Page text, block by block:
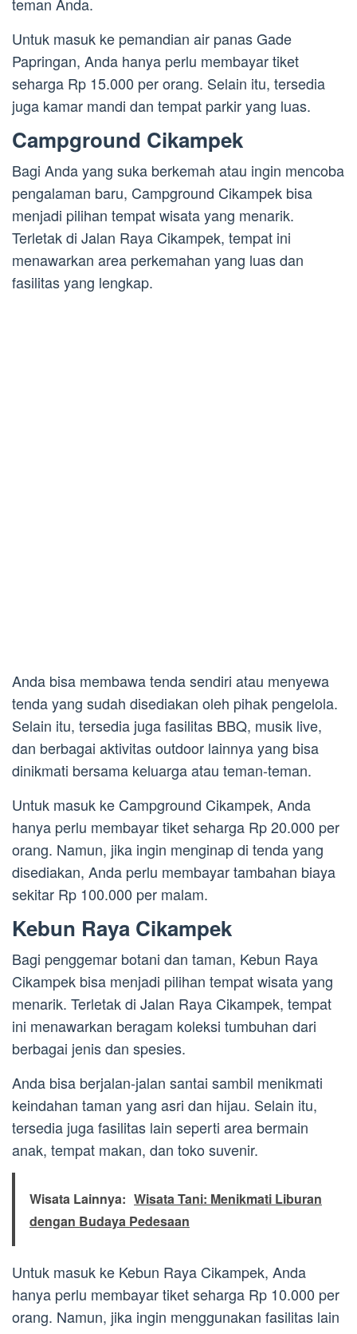
teman Anda.
Untuk masuk ke pemandian air panas Gade
Papringan, Anda hanya perlu membayar tiket
seharga Rp 15.000 per orang. Selain itu, tersedia
juga kamar mandi dan tempat parkir yang luas.
Campground Cikampek
Bagi Anda yang suka berkemah atau ingin mencoba
pengalaman baru, Campground Cikampek bisa
menjadi pilihan tempat wisata yang menarik.
Terletak di Jalan Raya Cikampek, tempat ini
menawarkan area perkemahan yang luas dan
fasilitas yang lengkap.
Anda bisa membawa tenda sendiri atau menyewa
tenda yang sudah disediakan oleh pihak pengelola.
Selain itu, tersedia juga fasilitas BBQ, musik live,
dan berbagai aktivitas outdoor lainnya yang bisa
dinikmati bersama keluarga atau teman-teman.
Untuk masuk ke Campground Cikampek, Anda
hanya perlu membayar tiket seharga Rp 20.000 per
orang. Namun, jika ingin menginap di tenda yang
disediakan, Anda perlu membayar tambahan biaya
sekitar Rp 100.000 per malam.
Kebun Raya Cikampek
Bagi penggemar botani dan taman, Kebun Raya
Cikampek bisa menjadi pilihan tempat wisata yang
menarik. Terletak di Jalan Raya Cikampek, tempat
ini menawarkan beragam koleksi tumbuhan dari
berbagai jenis dan spesies.
Anda bisa berjalan-jalan santai sambil menikmati
keindahan taman yang asri dan hijau. Selain itu,
tersedia juga fasilitas lain seperti area bermain
anak, tempat makan, dan toko suvenir.
Wisata Lainnya: Wisata Tani: Menikmati Liburan
dengan Budaya Pedesaan
Untuk masuk ke Kebun Raya Cikampek, Anda
hanya perlu membayar tiket seharga Rp 10.000 per
orang. Namun, jika ingin menggunakan fasilitas lain